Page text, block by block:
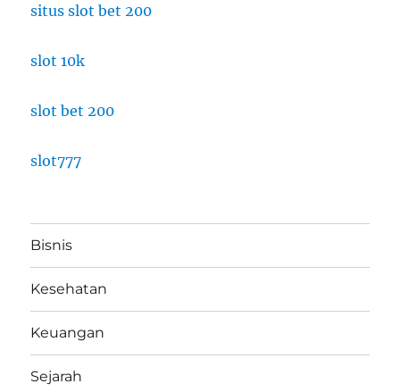
situs slot bet 200
slot 10k
slot bet 200
slot777
Bisnis
Kesehatan
Keuangan
Sejarah